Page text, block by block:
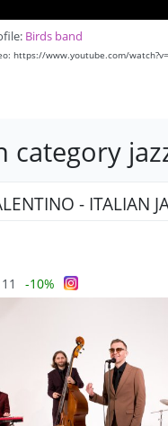
Birds band
https://www.youtube.com/
category
- ITALIAN
11 -10%